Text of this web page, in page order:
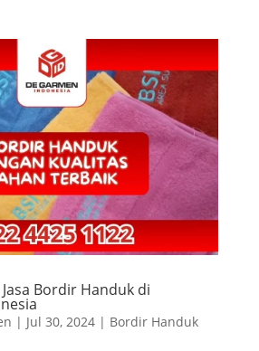
Bordir Handuk di
| Jul 30, 2024| Bordir Handuk